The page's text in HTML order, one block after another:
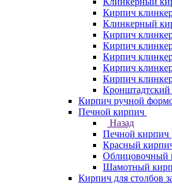
Кирпич
Клинкерный
Кирпич
Кирпич
Кирпич
Кирпич
Кирпич
Кирпич ручной
Печной кирпич
Назад
Печной кирпич
Красный
Облицовочный
Шамотный
Кирпич для столбов